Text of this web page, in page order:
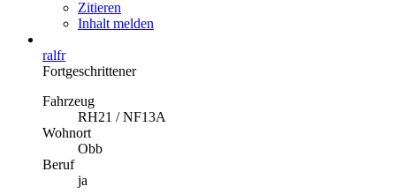
Zitieren
Inhalt melden
ralfr
Fortgeschrittener
Fahrzeug
RH21 / NF13A
Wohnort
Obb
Beruf
ja